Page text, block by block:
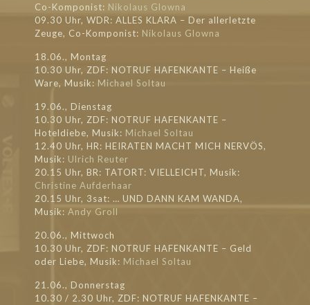
Co-Komponist: Nikolaus Glowna
09.30 Uhr, WDR: ALLES KLARA – Der allerletzte
Zeuge, Co-Komponist: Nikolaus Glowna
18.06., Montag
10.30 Uhr, ZDF: NOTRUF HAFENKANTE – Heiße
Ware, Musik: Michael Soltau
19.06., Dienstag
10.30 Uhr, ZDF: NOTRUF HAFENKANTE –
Hoteldiebe, Musik: Michael Soltau
12.40 Uhr, HR: HEIRATEN MACHT MICH NERVÖS,
Musik: Ulrich Reuter
20.15 Uhr, BR: TATORT: VIELLEICHT, Musik:
Christine Aufderhaar
20.15 Uhr, 3sat: … UND DANN KAM WANDA,
Musik: Andy Groll
20.06., Mittwoch
10.30 Uhr, ZDF: NOTRUF HAFENKANTE – Geld
oder Liebe, Musik: Michael Soltau
21.06., Donnerstag
10.30 / 2.30 Uhr, ZDF: NOTRUF HAFENKANTE –